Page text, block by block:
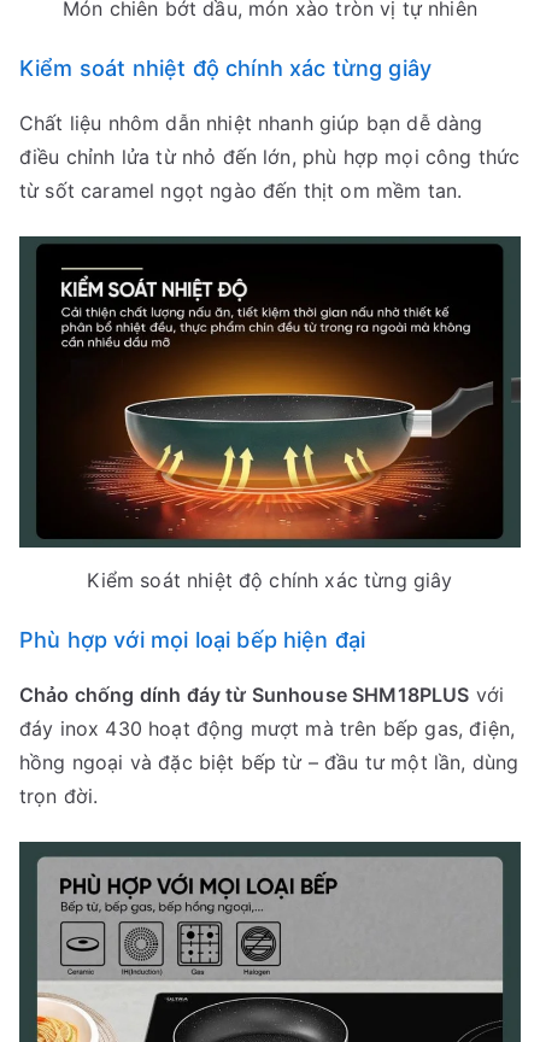
Món chiên bớt dầu, món xào tròn vị tự nhiên
Kiểm soát nhiệt độ chính xác từng giây
Chất liệu nhôm dẫn nhiệt nhanh giúp bạn dễ dàng
điều chỉnh lửa từ nhỏ đến lớn, phù hợp mọi công thức
từ sốt caramel ngọt ngào đến thịt om mềm tan.
Kiểm soát nhiệt độ chính xác từng giây
Phù hợp với mọi loại bếp hiện đại
Chảo chống dính đáy từ Sunhouse SHM18PLUS với
đáy inox 430 hoạt động mượt mà trên bếp gas, điện,
hồng ngoại và đặc biệt bếp từ – đầu tư một lần, dùng
trọn đời.